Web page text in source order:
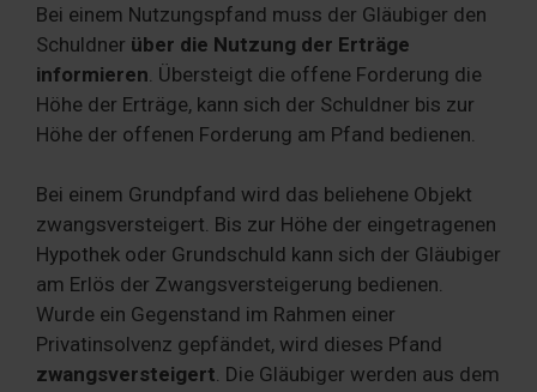
Bei einem Nutzungspfand muss der Gläubiger den
Schuldner über die Nutzung der Erträge
informieren . Übersteigt die offene Forderung die
Höhe der Erträge, kann sich der Schuldner bis zur
Höhe der offenen Forderung am Pfand bedienen.
Bei einem Grundpfand wird das beliehene Objekt
zwangsversteigert. Bis zur Höhe der eingetragenen
Hypothek oder Grundschuld kann sich der Gläubiger
am Erlös der Zwangsversteigerung bedienen.
Wurde ein Gegenstand im Rahmen einer
Privatinsolvenz gepfändet, wird dieses Pfand
zwangsversteigert. Die Gläubiger werden aus dem